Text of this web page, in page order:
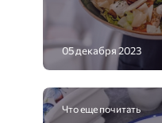
05 декабря 2023
Что еще почитать